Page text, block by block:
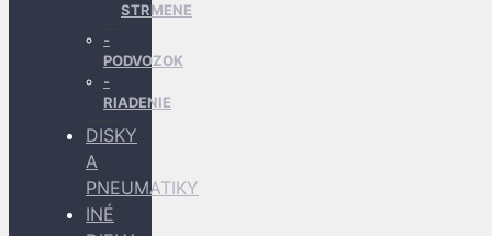
STRMENE
PODVOZOK
RIADENIE
DISKY
A
PNEUMATIKY
INÉ